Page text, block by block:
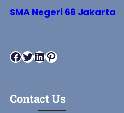
SMA Negeri 66 Jakarta
Facebook Twitter LinkedIn Pinterest
Contact Us